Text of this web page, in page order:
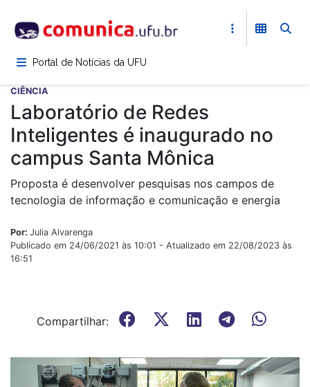
para
conteúdoPortal de Notícias da UFU
CIÊNCIA
Laboratório de Redes
Inteligentes é inaugurado no
campus Santa Mônica
Proposta é desenvolver pesquisas nos campos de
tecnologia de informação e comunicação e energia
Por: Julia Alvarenga
Publicado em 24/06/2021 às 10:01 - Atualizado em 22/08/2023 às
16:51
Compartilhar: